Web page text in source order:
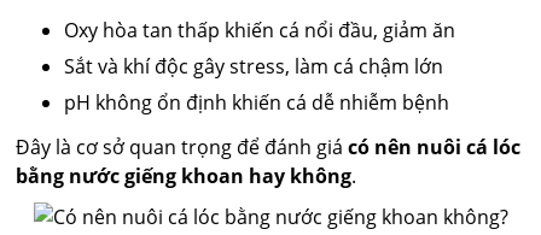
Oxy hòa tan thấp khiến cá nổi đầu, giảm ăn
Sắt và khí độc gây stress, làm cá chậm lớn
pH không ổn định khiến cá dễ nhiễm bệnh
Đây là cơ sở quan trọng để đánh giácó nên nuôi cá lóc
bằng nước giếng khoan hay không.